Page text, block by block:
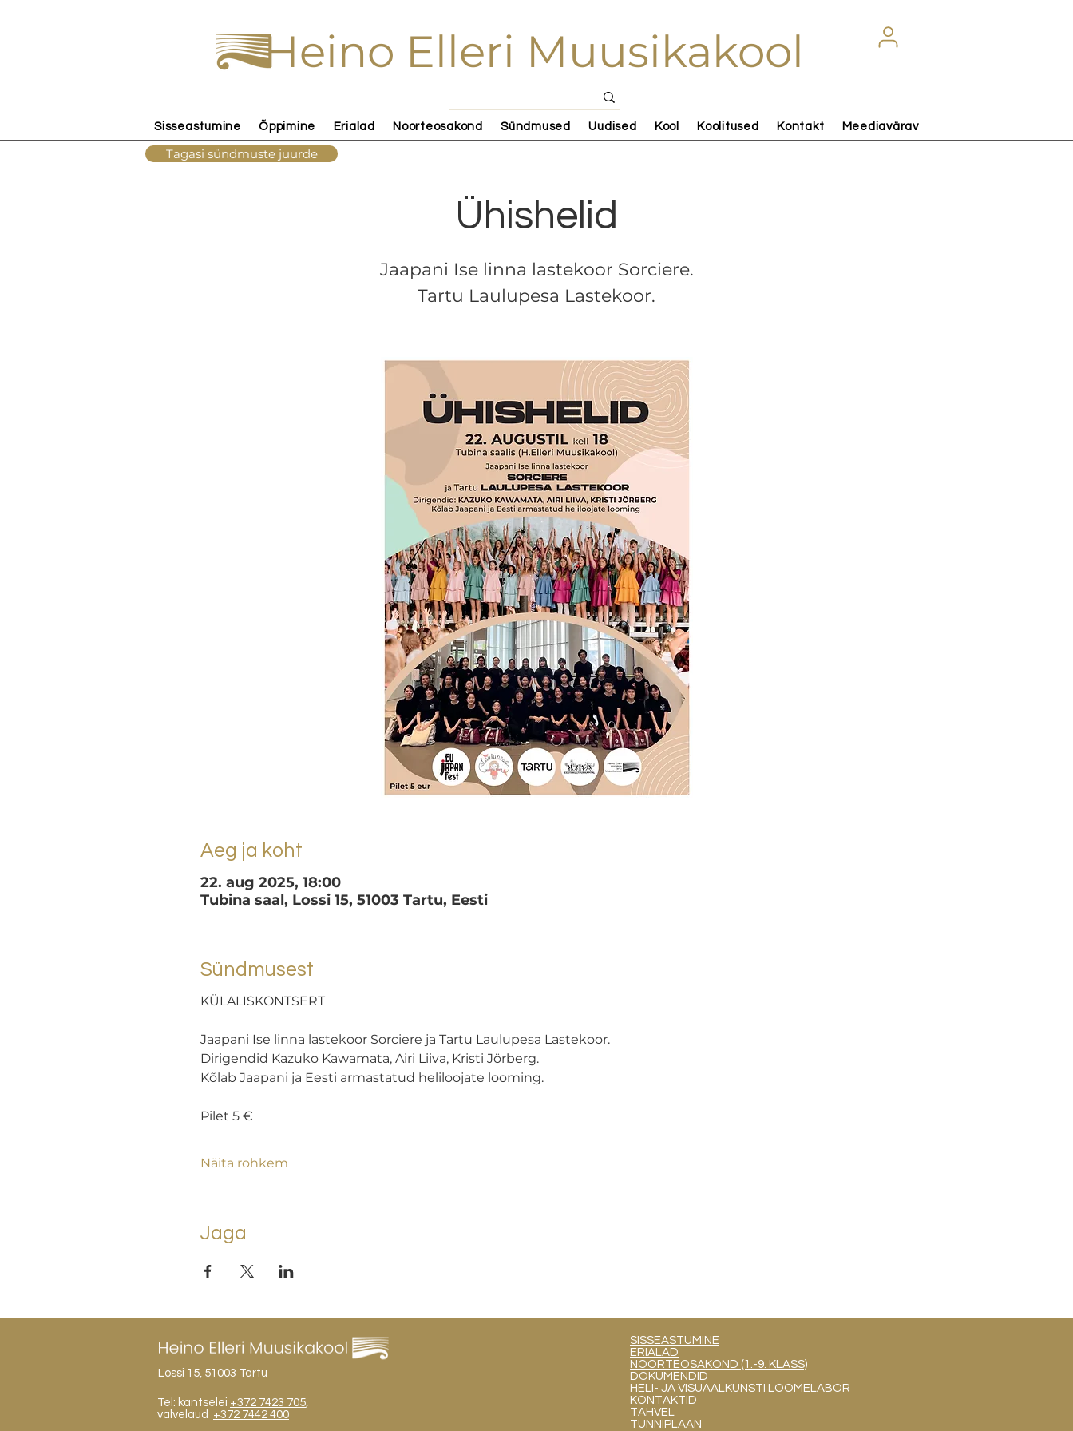
Heino Elleri Muusikakool
Sisseastumine Õppimine Erialad Noorteosakond Sündmused Uudised Kool Koolitused Kontakt Meediavärav
Ühishelid
Jaapani Ise linna lastekoor Sorciere.
Tartu Laulupesa Lastekoor.
Aeg ja koht
22. aug 2025, 18:00
Tubina saal, Lossi 15, 51003 Tartu, Eesti
Sündmusest
KÜLALISKONTSERT
Jaapani Ise linna lastekoor Sorciere ja Tartu Laulupesa Lastekoor.
Dirigendid Kazuko Kawamata, Airi Liiva, Kristi Jörberg.
Kõlab Jaapani ja Eesti armastatud heliloojate looming.
Pilet 5 €
Näita rohkem
Jaga
Tagasi sündmuste juurde
Lossi 15, 51003 Tartu
Tel: kantselei +372 7423 705
valvelaud +372 7442 400
SISSEASTUMINE
ERIALAD
NOORTEOSAKOND (1.-9. KLASS)
DOKUMENDID
HELI- JA VISUAALKUNSTI LOOMELABOR
KONTAKTID
TAHVEL
TUNNIPLAAN